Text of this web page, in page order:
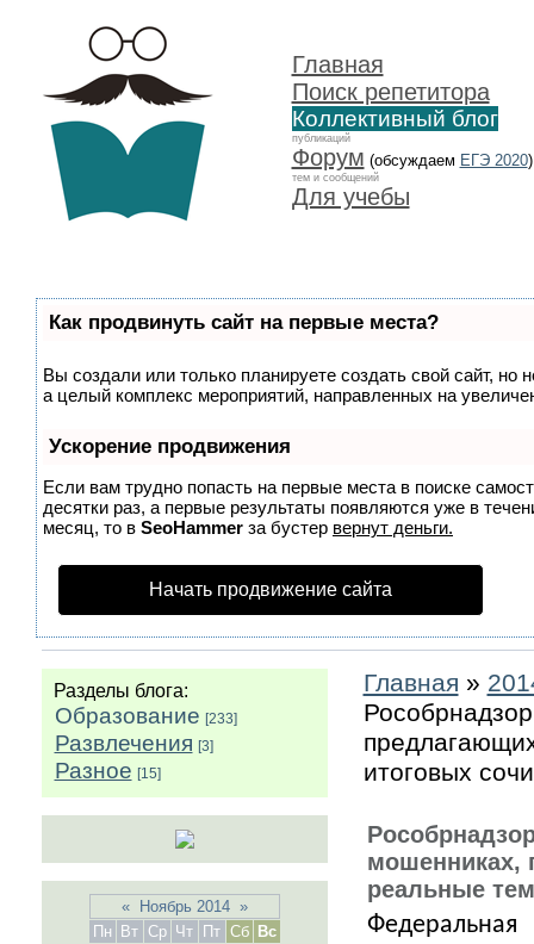
Главная
Поиск репетитора
Коллективный блог
публикаций
Форум (обсуждаем ЕГЭ 2020)
тем и сообщений
Для учебы
Как продвинуть сайт на первые места?
Вы создали или только планируете создать свой сайт, но
а целый комплекс мероприятий, направленных на
Ускорение продвижения
Если вам трудно попасть на первые места в поиске
десятки раз, а первые результаты появляются уже в
месяц, то в SeoHammer за бустер вернут деньги.
Начать продвижение сайта
Разделы блога:
Образование [233]
Развлечения [3]
Разное [15]
« Ноябрь 2014 »
Пн
Вт Ср Чт Пт Сб
Вс
Главная »
итоговых
мошенниках,
реальные